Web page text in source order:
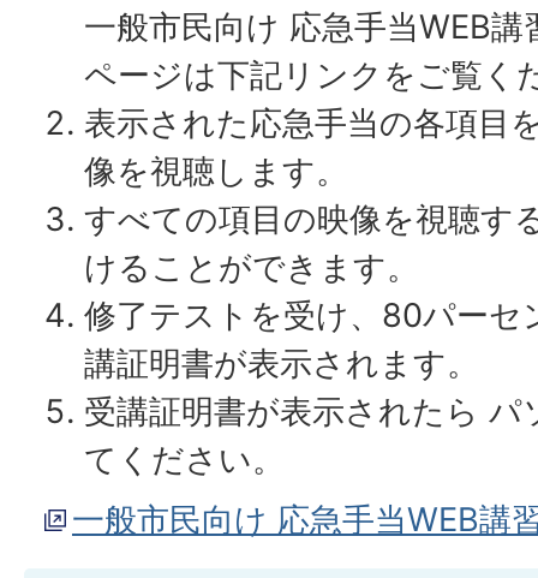
一般市民向け 応急手当WEB
ページは下記リンクをご覧く
表示された応急手当の各項目
像を視聴します。
すべての項目の映像を視聴す
けることができます。
修了テストを受け、80パーセ
講証明書が表示されます。
受講証明書が表示されたら
てください。
一般市民向け 応急手当WEB講